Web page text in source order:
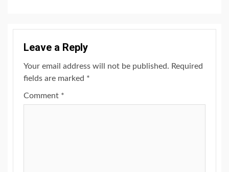
Leave a Reply
Your email address will not be published. Required
fields are marked *
Comment *